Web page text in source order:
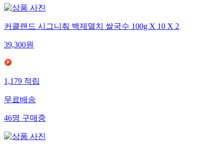
커클랜드 시그니춰 백제멸치 쌀국수 100g X 10 X 2
39,300원
1,179적립
무료배송
46명구매중